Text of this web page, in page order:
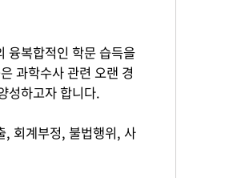
융복합적인 학문 습득을
과학수사 관련 오랜 경
성하고자 합니다.
, 회계부정, 불법행위, 사